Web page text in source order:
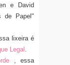
e David
de Papel"
lixeira é
Legal .
, essa